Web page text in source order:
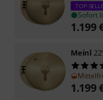
TOP-
Sofort
1.199
Meinl
1.199